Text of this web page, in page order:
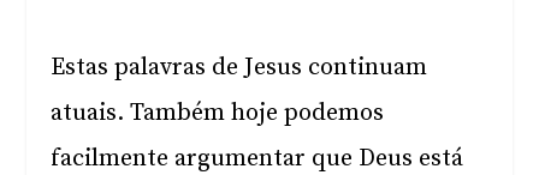
Estas palavras de Jesus continuam
atuais. Também hoje podemos
facilmente argumentar que Deus está